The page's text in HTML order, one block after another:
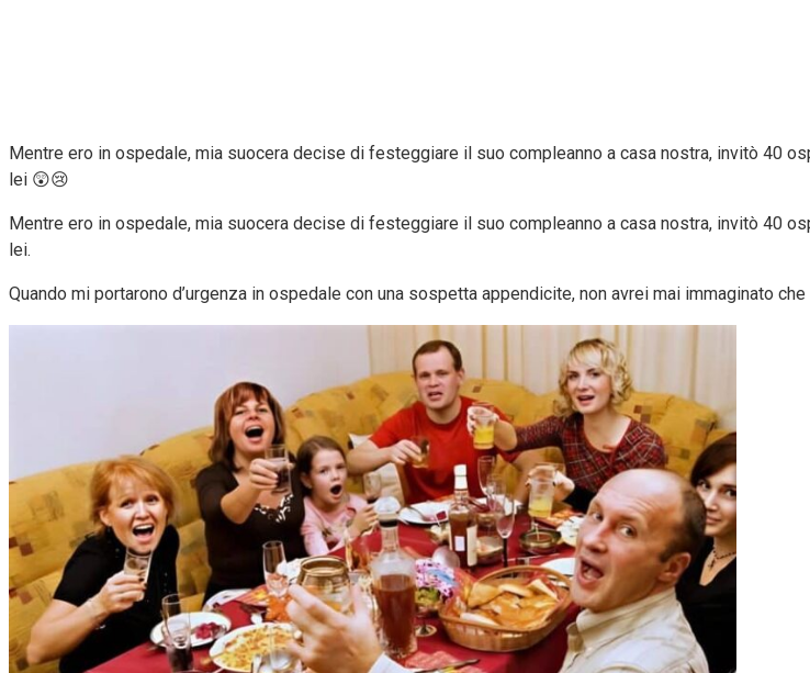
Mentre ero in ospedale, mia suocera decise di festeggiare il suo compleanno a casa nostra, invitò 40
lei 😲😢
Mentre ero in ospedale, mia suocera decise di festeggiare il suo compleanno a casa nostra, invitò 40
lei.
Quando mi portarono d’urgenza in ospedale con una sospetta appendicite, non avrei mai immaginato